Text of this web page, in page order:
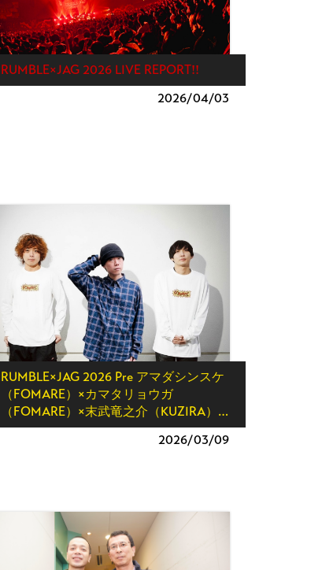
RUMBLE×JAG 2026 LIVE REPORT!!
2026/04/03
RUMBLE×JAG 2026 Pre アマダシンスケ
（FOMARE）×カマタリョウガ
（FOMARE）×末武竜之介（KUZIRA）…
2026/03/09